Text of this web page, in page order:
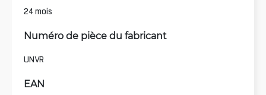
24 mois
Numéro de pièce du fabricant
UNVR
EAN